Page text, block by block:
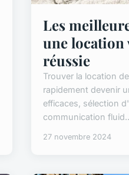
Les
une location
réussie
Trouver la location
rapidement devenir
efficaces, sélection
communication
27 novembre 2024